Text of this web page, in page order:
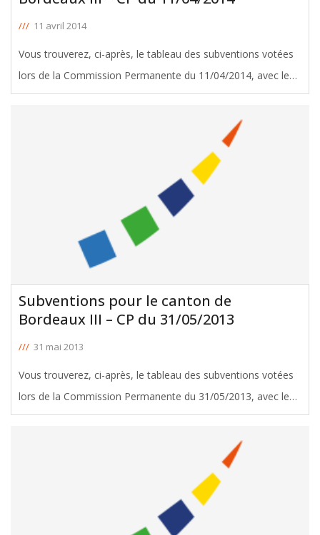
/// 11 avril 2014
Vous trouverez, ci-après, le tableau des subventions votées
lors de la Commission Permanente du 11/04/2014, avec le
soutien de Michel Duchène, Conseiller Général de Bordeaux
Subventions pour le canton de
Bordeaux III – CP du 31/05/2013
/// 31 mai 2013
Vous trouverez, ci-après, le tableau des subventions votées
lors de la Commission Permanente du 31/05/2013, avec le
soutien de Michel Duchène, Conseiller Général de Bordeaux